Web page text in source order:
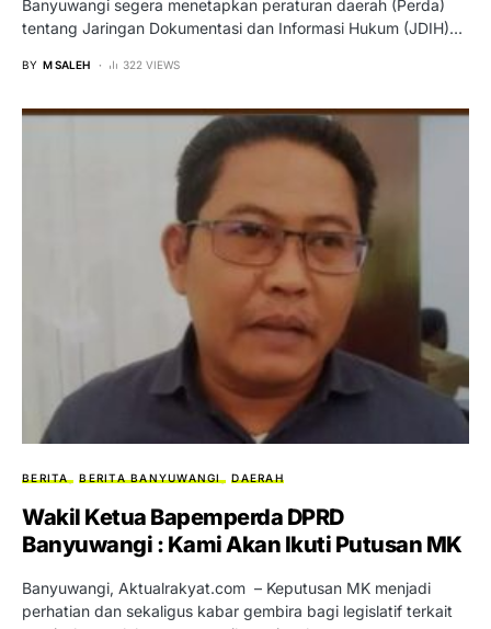
Banyuwangi segera menetapkan peraturan daerah (Perda)
tentang Jaringan Dokumentasi dan Informasi Hukum (JDIH)…
BY M SALEH 322 VIEWS
BERITA BERITA BANYUWANGI DAERAH
Wakil Ketua Bapemperda DPRD
Banyuwangi : Kami Akan Ikuti Putusan MK
Banyuwangi, Aktualrakyat.com – Keputusan MK menjadi
perhatian dan sekaligus kabar gembira bagi legislatif terkait